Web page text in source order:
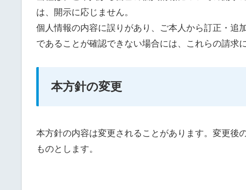
は、開示に応じません。
個人情報の内容に誤りがあり、ご本人から訂正・追
であることが確認できない場合には、これらの請求
本方針の変更
本方針の内容は変更されることがあります。変更後
ものとします。